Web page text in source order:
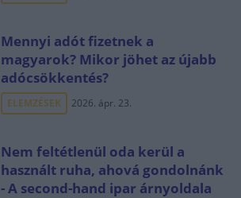
Mennyi adót fizetnek a
magyarok? Mikor jöhet az újabb
adócsökkentés?
ELEMZÉSEK 2026. ápr. 23.
Nem feltétlenül oda kerül a
használt ruha, ahová gondolnánk
- A second-hand ipar árnyoldala